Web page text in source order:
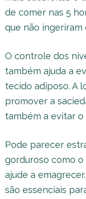
de comer nas 5
que não ingeriram
O controle dos
também ajuda a
tecido adiposo. A
promover a
também a evitar
Pode parecer
gorduroso como
ajude a
são essenciais